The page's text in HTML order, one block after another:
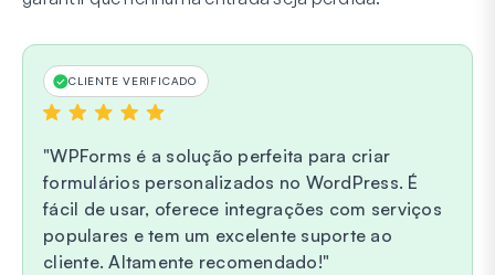
CLIENTE VERIFICADO
WPForms é a solução perfeita para criar
formulários personalizados no WordPress. É
fácil de usar, oferece integrações com serviços
populares e tem um excelente suporte ao
cliente. Altamente recomendado!